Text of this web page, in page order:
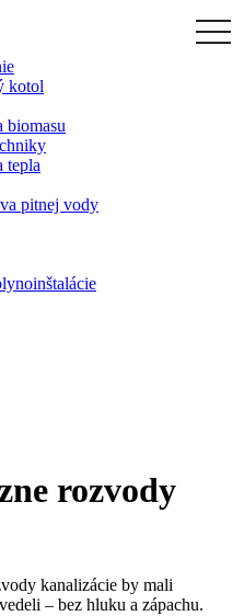
kotol
biomasu
tepla
pitnej vody
rozvody
kanalizácie by mali
– bez hluku a zápachu.